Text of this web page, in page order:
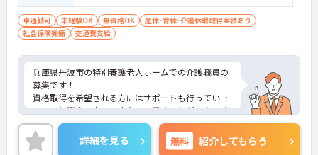
車通勤可 未経験OK 無資格OK
産休･育休･介護休暇取得実績あり
社会保険完備
交通費支給
兵庫県丹波市の特別養護老人ホームでの介護職員の
募集です！
資格取得を希望される方にはサポートも行っている
ので、無資格の方でも安心して働くことができます
★
ご興味がある方は、面接のポイントをお伝えします
のでご連絡ください♪
詳細を見る 無料 紹介してもらう